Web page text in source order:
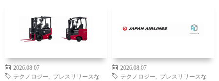
2026.08.07
テクノロジー
プレスリリースな
2026.08.07
テクノロジー
プレスリリースな